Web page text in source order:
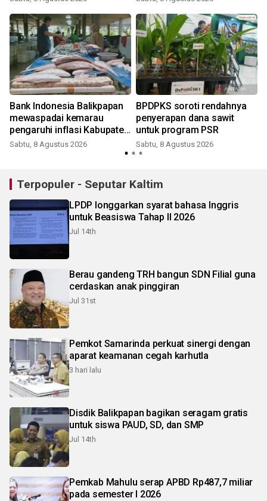
Bank Indonesia Balikpapan
mewaspadai kemarau
pengaruhi inflasi Kabupaten
Penajam
Sabtu, 8 Agustus 2026
BPDPKS soroti rendahnya
penyerapan dana sawit
untuk program PSR
Sabtu, 8 Agustus 2026
Terpopuler - Seputar Kaltim
LPDP longgarkan syarat bahasa Inggris
untuk Beasiswa Tahap II 2026
Jul 14th
Berau gandeng TRH bangun SDN Filial guna
cerdaskan anak pinggiran
Jul 31st
Pemkot Samarinda perkuat sinergi dengan
aparat keamanan cegah karhutla
3 hari lalu
Disdik Balikpapan bagikan seragam gratis
untuk siswa PAUD, SD, dan SMP
Jul 14th
Pemkab Mahulu serap APBD Rp487,7 miliar
pada semester I 2026